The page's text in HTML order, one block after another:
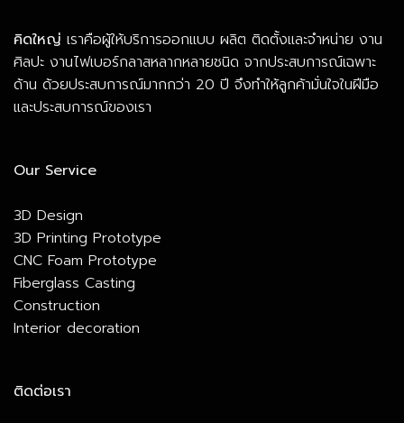
คิดใหญ่ เราคือผู้ให้บริการออกแบบ ผลิต ติดตั้งและจำหน่าย งาน
ศิลปะ งานไฟเบอร์กลาสหลากหลายชนิด จากประสบการณ์เฉพาะ
ด้าน ด้วยประสบการณ์มากกว่า 20 ปี จึงทำให้ลูกค้ามั่นใจในฝีมือ
และประสบการณ์ของเรา
Our Service
3D Design
3D Printing Prototype
CNC Foam Prototype
Fiberglass Casting
Construction
Interior decoration
ติดต่อเรา